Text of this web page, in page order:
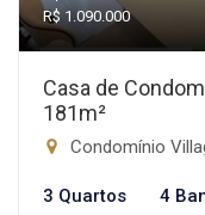
R$ 1.090.000
Casa de
181m²
Condomínio
3 Quartos 4